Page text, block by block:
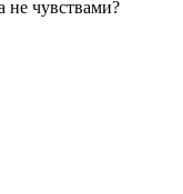
не чувствами?